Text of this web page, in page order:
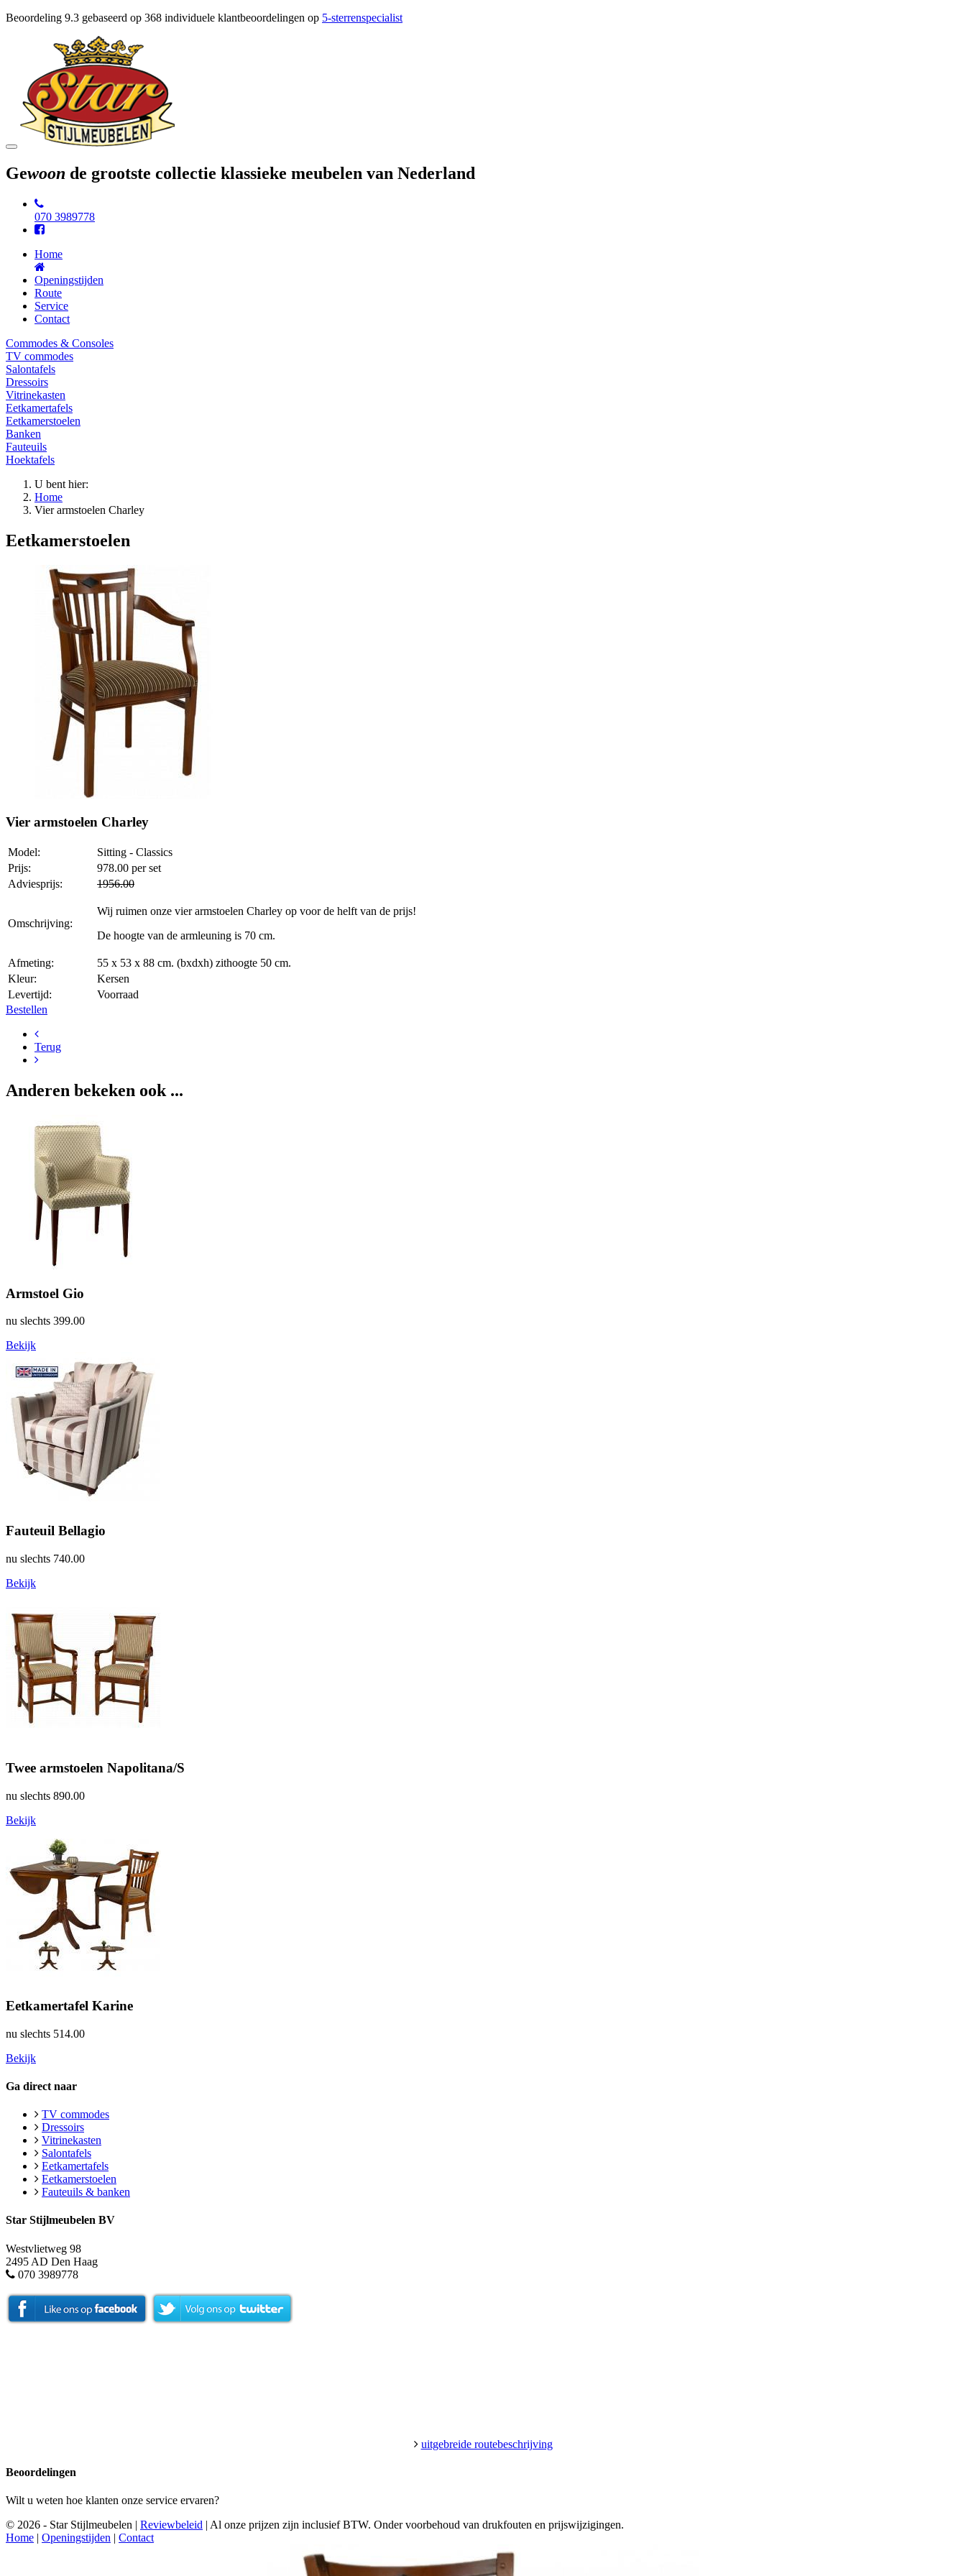
Beoordeling 9.3 gebaseerd op 368 individuele klantbeoordelingen op 5-sterrenspecialist
Toggle
Gewoon de grootste collectie klassieke meubelen van Nederland
070 3989778
Home
Openingstijden
Route
Service
Contact
Commodes & Consoles
TV commodes
Salontafels
Dressoirs
Vitrinekasten
Eetkamertafels
Eetkamerstoelen
Banken
Fauteuils
Hoektafels
U bent hier:
Home
Vier armstoelen Charley
Eetkamerstoelen
Vier armstoelen Charley
Model:
Sitting - Classics
Prijs:
978.00 per set
Adviesprijs:
1956.00
Omschrijving:
Wij ruimen onze vier armstoelen Charley op voor de helft van de prijs!
De hoogte van de armleuning is 70 cm.
Afmeting:
55 x 53 x 88 cm. (bxdxh) zithoogte 50 cm.
Kleur:
Kersen
Levertijd:
Voorraad
Bestellen
Terug
Anderen bekeken ook ...
Armstoel Gio
nu slechts 399.00
Bekijk
Fauteuil Bellagio
nu slechts 740.00
Bekijk
Twee armstoelen Napolitana/S
nu slechts 890.00
Bekijk
Eetkamertafel Karine
nu slechts 514.00
Bekijk
Ga direct naar
TV commodes
Dressoirs
Vitrinekasten
Salontafels
Eetkamertafels
Eetkamerstoelen
Fauteuils & banken
Star Stijlmeubelen BV
Westvlietweg 98
2495 AD Den Haag
070 3989778
uitgebreide routebeschrijving
Beoordelingen
Wilt u weten hoe klanten onze service ervaren?
© 2026 - Star Stijlmeubelen | Reviewbeleid | Al onze prijzen zijn inclusief BTW. Onder voorbehoud van drukfouten en prijswijzigingen.
Home | Openingstijden | Contact